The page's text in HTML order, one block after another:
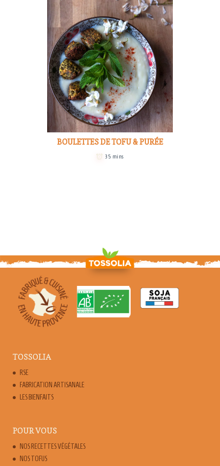
BOULETTES DE TOFU & PURÉE
35 mins
TOSSOLIA
RSE
FABRICATION ARTISANALE
LES BIENFAITS
POUR VOUS
NOS RECETTES VÉGÉTALES
NOS TOFUS